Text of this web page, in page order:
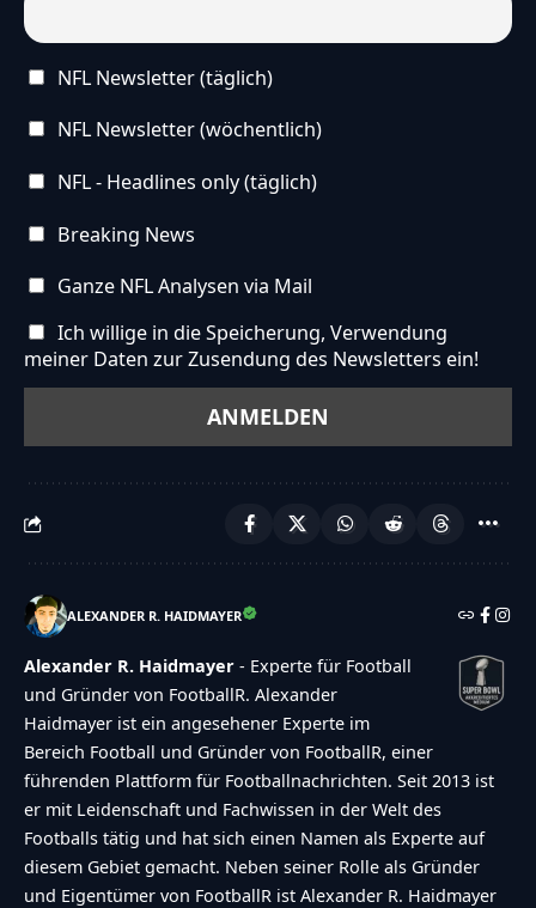
NFL Newsletter (täglich)
NFL Newsletter (wöchentlich)
NFL - Headlines only (täglich)
Breaking News
Ganze NFL Analysen via Mail
Ich willige in die Speicherung, Verwendung
meiner Daten zur Zusendung des Newsletters ein!
ALEXANDER R. HAIDMAYER
Alexander R. Haidmayer - Experte für Football
und Gründer von FootballR. Alexander
Haidmayer ist ein angesehener Experte im
Bereich Football und Gründer von FootballR, einer
führenden Plattform für Footballnachrichten. Seit 2013 ist
er mit Leidenschaft und Fachwissen in der Welt des
Footballs tätig und hat sich einen Namen als Experte auf
diesem Gebiet gemacht. Neben seiner Rolle als Gründer
und Eigentümer von FootballR ist Alexander R. Haidmayer